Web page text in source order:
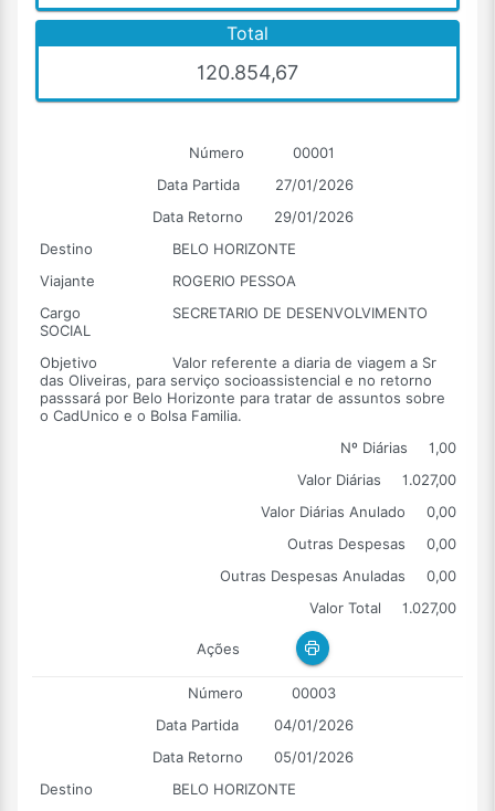
Total
120.854,67
Número
00001
Data Partida
27/01/2026
Data Retorno
29/01/2026
Destino
BELO HORIZONTE
Viajante
ROGERIO PESSOA
Cargo
SECRETARIO DE DESENVOLVIMENTO
SOCIAL
Objetivo
Valor referente a diaria de viagem a Sr
das Oliveiras, para serviço socioassistencial e no retorno
passsará por Belo Horizonte para tratar de assuntos sobre
o CadUnico e o Bolsa Familia.
Nº Diárias
1,00
Valor Diárias
1.027,00
Valor Diárias Anulado
0,00
Outras Despesas
0,00
Outras Despesas Anuladas
0,00
Valor Total
1.027,00
Ações
Número
00003
Data Partida
04/01/2026
Data Retorno
05/01/2026
Destino
BELO HORIZONTE